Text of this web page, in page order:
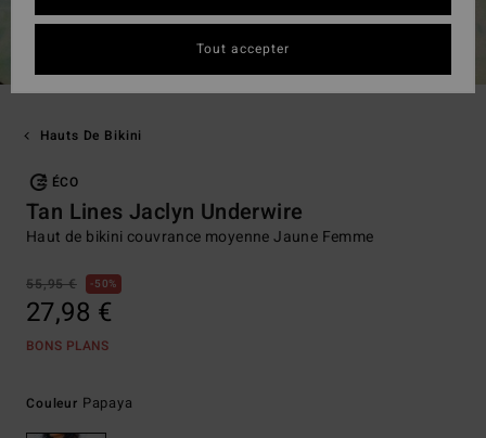
Hauts De Bikini
ÉCO
Tan Lines Jaclyn Underwire
Haut de bikini couvrance moyenne Jaune Femme
55,95 € 50%
27,98 €
BONS PLANS
Couleur Papaya
Tout accepter